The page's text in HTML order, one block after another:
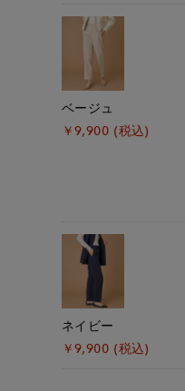
ベージュ
￥9,900 (税込)
ネイビー
￥9,900 (税込)